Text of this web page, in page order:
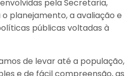
pela Secretaria,
planejamento, a avaliação e
públicas voltadas à
de levar até a população,